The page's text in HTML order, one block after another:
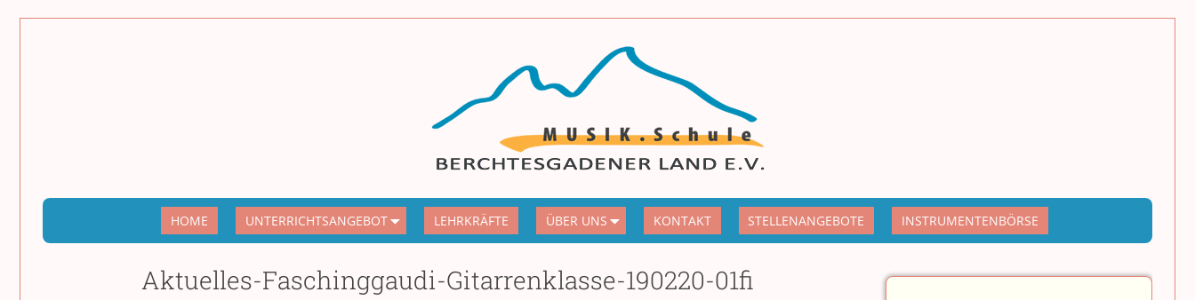
HOME UNTERRICHTSANGEBOT LEHRKRÄFTE ÜBER UNS KONTAKT STELLENANGEBOTE INSTRUMENTENBÖRSE
Aktuelles-Faschinggaudi-Gitarrenklasse-190220-01fi